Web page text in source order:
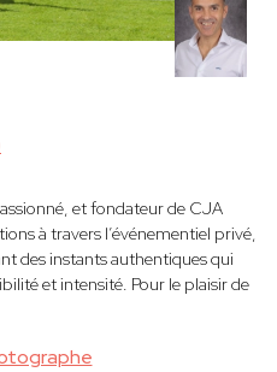
et fondateur de CJA
à travers l’événementiel privé,
des instants authentiques qui
et intensité. Pour le plaisir de